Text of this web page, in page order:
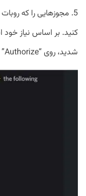
5. مجوزهایی را که
کنید. بر اساس نیاز خود
شدید، روی “Authorize” کلیک کنید.